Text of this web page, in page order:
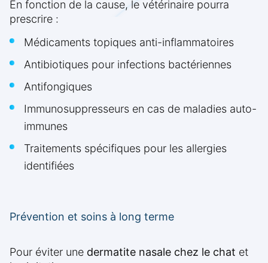
En fonction de la cause, le vétérinaire pourra
prescrire :
Médicaments topiques anti-inflammatoires
Antibiotiques pour infections bactériennes
Antifongiques
Immunosuppresseurs en cas de maladies auto-
immunes
Traitements spécifiques pour les allergies
identifiées
Prévention et soins à long terme
Pour éviter une dermatite nasale chez le chat et